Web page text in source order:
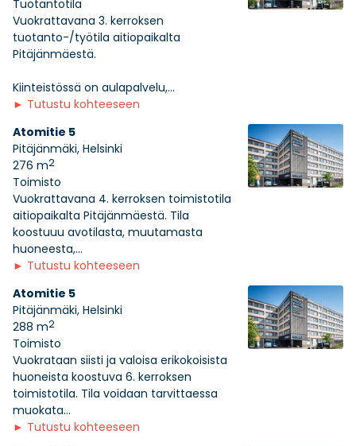
Tuotantotila
Vuokrattavana 3. kerroksen
tuotanto-/työtila aitiopaikalta
Pitäjänmäestä.
Kiinteistössä on aulapalvelu,...
► Tutustu kohteeseen
Atomitie 5
Pitäjänmäki, Helsinki
276 m2
Toimisto
Vuokrattavana 4. kerroksen toimistotila
aitiopaikalta Pitäjänmäestä. Tila
koostuuu avotilasta, muutamasta
huoneesta,...
► Tutustu kohteeseen
Atomitie 5
Pitäjänmäki, Helsinki
288 m2
Toimisto
Vuokrataan siisti ja valoisa erikokoisista
huoneista koostuva 6. kerroksen
toimistotila. Tila voidaan tarvittaessa
muokata...
► Tutustu kohteeseen